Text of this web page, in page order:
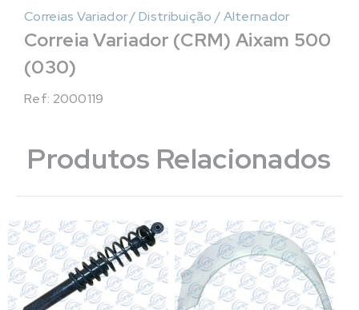
Correias Variador / Distribuição / Alternador
Correia Variador (CRM) Aixam 500
(030)
Ref: 2000119
Produtos Relacionados